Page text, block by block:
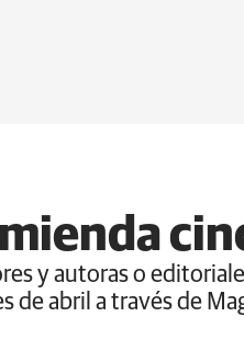
y autoras o
de abril a través de